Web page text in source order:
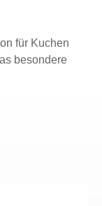
für Kuchen
besondere